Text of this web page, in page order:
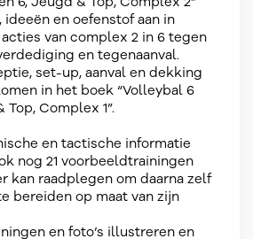
en oefenstof aan in
van complex 2 in 6 tegen
en tegenaanval.
set-up, aanval en dekking
in het boek “Volleybal 6
Complex 1”.
en tactische informatie
nog 21 voorbeeldtrainingen
kan raadplegen om daarna zelf
bereiden op maat van zijn
en foto’s illustreren en